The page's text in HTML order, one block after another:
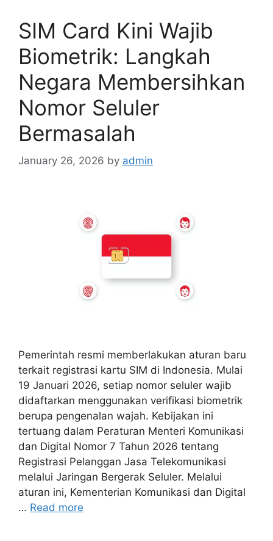
SIM Card Kini Wajib
Biometrik: Langkah
Negara Membersihkan
Nomor Seluler
Bermasalah
January 26, 2026 by admin
Pemerintah resmi memberlakukan aturan baru
terkait registrasi kartu SIM di Indonesia. Mulai
19 Januari 2026, setiap nomor seluler wajib
didaftarkan menggunakan verifikasi biometrik
berupa pengenalan wajah. Kebijakan ini
tertuang dalam Peraturan Menteri Komunikasi
dan Digital Nomor 7 Tahun 2026 tentang
Registrasi Pelanggan Jasa Telekomunikasi
melalui Jaringan Bergerak Seluler. Melalui
aturan ini, Kementerian Komunikasi dan Digital
… Read more